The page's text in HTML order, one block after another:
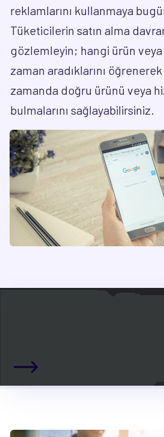
reklamlarını kullanmaya
Tüketicilerin satın alma
gözlemleyin; hangi ürün
zaman aradıklarını
zamanda doğru ürünü veya
bulmalarını sağlayabilirsiniz.
Bizimle İletişime